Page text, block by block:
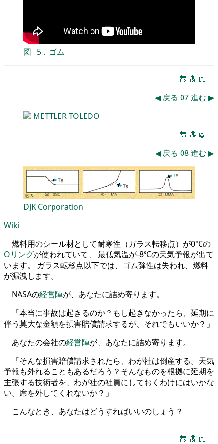
図 5 . ゴム
🔚 🔝 📖
◀ 戻る 07進む ▶
METTLER TOLEDO
🔚 🔝 📖
◀ 戻る 08進む ▶
DJK Corporation
Wiki
燃料用のシール材として耐寒性（ガラス転移点）が0℃の
Oリングが使われていて、 最低気温が-8℃の天気予報が出て
います。 ガラス転移点以下では、ゴム弾性は失われ、燃料
が漏洩します。
NASAの経営陣が、あなたに詰め寄ります。
「本当に事故は起きるのか？もし起きなかったら、延期に
伴う莫大な金額を損害賠償請求するが、それでもいいか？」
あなたの会社の経営陣が、あなたに詰め寄ります。
「そんな損害賠償請求されたら、わが社は倒産する。天気
予報も外れることもあるだろう？そんなものを根拠に延期を
主張する技術者を、わが社の社員にしておくわけにはいかな
い。席を外してくれないか？」
こんなとき、あなたはどうすればいいのしょう？
🔚 🔝 📖